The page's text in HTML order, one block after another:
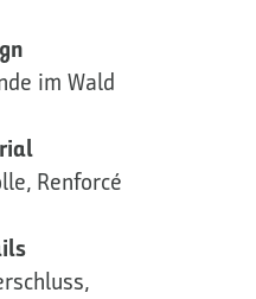
im Wald
Renforcé